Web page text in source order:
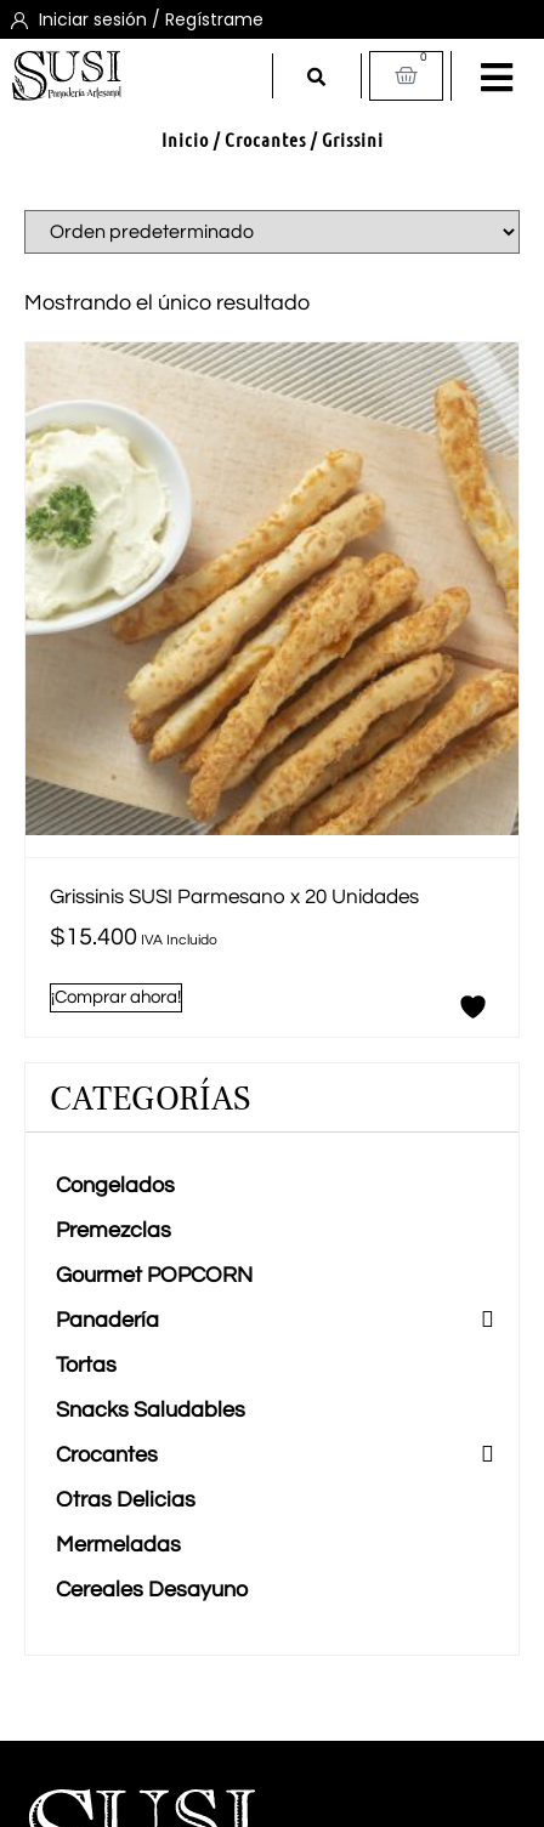
Iniciar sesión / Regístrame
0
Inicio/Crocantes/ Grissini
CATEGORÍAS
Congelados
Premezclas
Gourmet POPCORN
Panadería
Tortas
Snacks Saludables
Crocantes
Otras Delicias
Mermeladas
Cereales Desayuno
Mostrando el único resultado
Grissinis SUSI Parmesano x 20 Unidades
$15.400 IVA Incluido
¡Comprar ahora!